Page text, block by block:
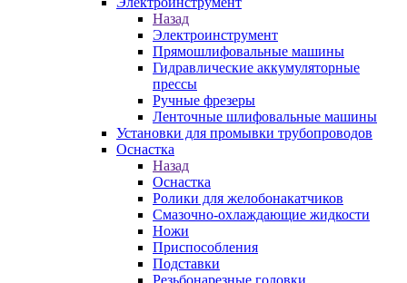
Назад
Электроинструмент
Прямошлифовальные машины
Гидравлические аккумуляторные
прессы
Ручные фрезеры
Ленточные шлифовальные машины
Установки для промывки трубопроводов
Оснастка
Назад
Оснастка
Ролики для желобонакатчиков
Смазочно-охлаждающие жидкости
Ножи
Приспособления
Подставки
Резьбонарезные головки